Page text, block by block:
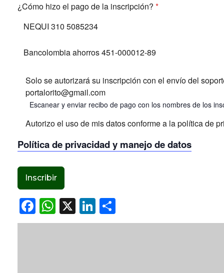
¿Cómo hizo el pago de la inscripción? *
NEQUI 310 5085234
Bancolombia ahorros 451-000012-89
Solo se autorizará su inscripción con el envío del
portalorito@gmail.com
Escanear y enviar recibo de pago con los nombres de los
Autorizo el uso de mis datos conforme a la política de
Política de privacidad y manejo de datos
Inscribir
Facebook
WhatsApp
X LinkedIn